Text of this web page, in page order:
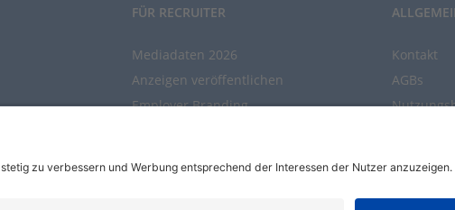
FÜR RECRUITER
Mediadaten 2026
Anzeigen veröffentlichen
Employer Branding
Kontakt
AGBs